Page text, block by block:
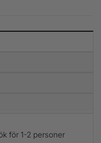
för 1-2 personer